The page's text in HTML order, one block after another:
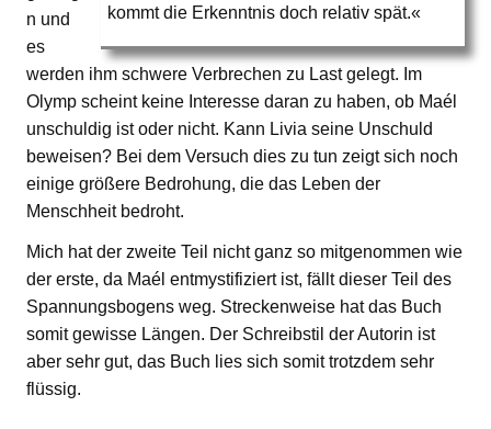
kommt die Erkenntnis doch relativ spät.«
n und
es
werden ihm schwere Verbrechen zu Last gelegt. Im
Olymp scheint keine Interesse daran zu haben, ob Maél
unschuldig ist oder nicht. Kann Livia seine Unschuld
beweisen? Bei dem Versuch dies zu tun zeigt sich noch
einige größere Bedrohung, die das Leben der
Menschheit bedroht.
Mich hat der zweite Teil nicht ganz so mitgenommen wie
der erste, da Maél entmystifiziert ist, fällt dieser Teil des
Spannungsbogens weg. Streckenweise hat das Buch
somit gewisse Längen. Der Schreibstil der Autorin ist
aber sehr gut, das Buch lies sich somit trotzdem sehr
flüssig.